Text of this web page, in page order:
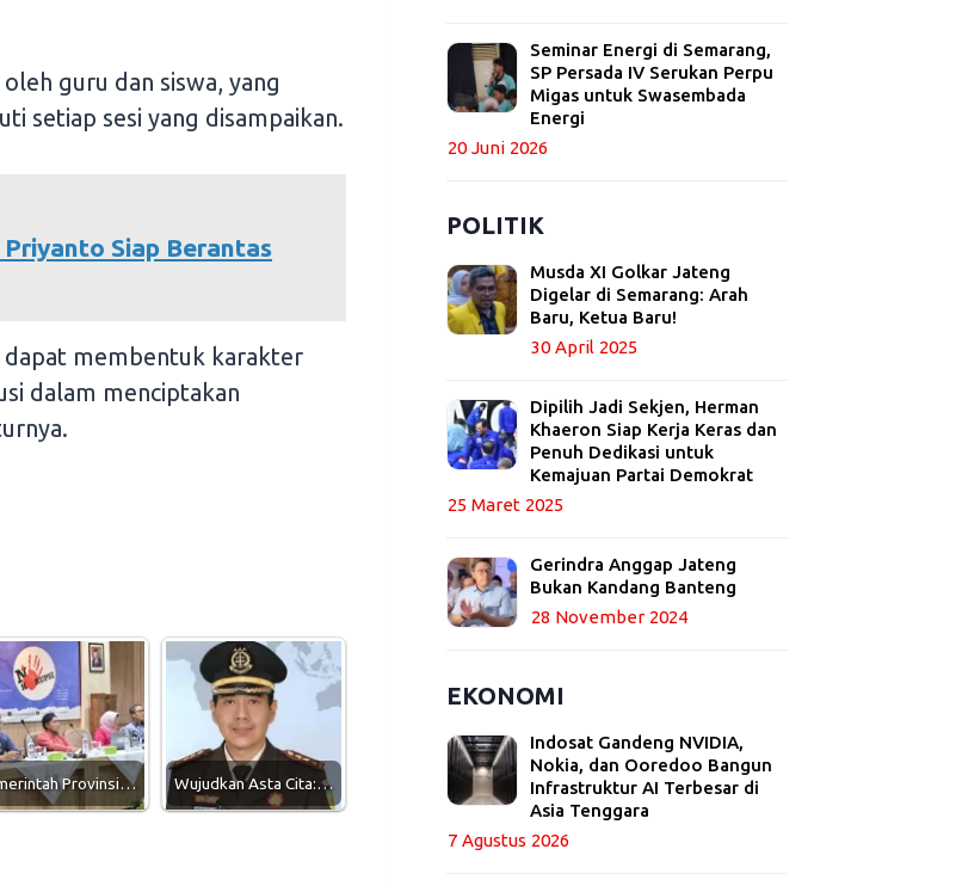
guru dan siswa, yang
setiap sesi yang disampaikan.
Priyanto Siap Berantas
dapat membentuk karakter
dalam menciptakan
Provinsi… Wujudkan Asta Cita:…
Seminar Energi di Semarang,
SP Persada IV Serukan Perpu
Migas untuk Swasembada
Energi
20 Juni 2026
POLITIK
Musda XI Golkar Jateng
Digelar di Semarang: Arah
Baru, Ketua Baru!
30 April 2025
Dipilih Jadi Sekjen, Herman
Khaeron Siap Kerja Keras dan
Penuh Dedikasi untuk
Kemajuan Partai Demokrat
25 Maret 2025
Gerindra Anggap Jateng
Bukan Kandang Banteng
28 November 2024
EKONOMI
Indosat Gandeng NVIDIA,
Nokia, dan Ooredoo Bangun
Infrastruktur AI Terbesar di
Asia Tenggara
7 Agustus 2026